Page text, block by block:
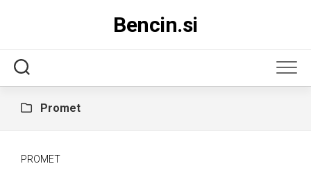
Bencin.si
Promet
PROMET